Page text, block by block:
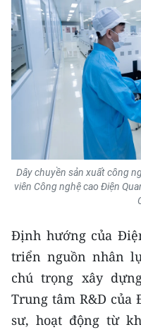
Đông Nam Bộ
Đồng bằng sông Cửu
Chuyên trang Hà Nội
Chuyên trang TP. Hồ
CHUYÊN ĐỀ
CÁC CHUYÊN TRANG
THỜI NAY
NHÂN DÂN CUỐI TUẦN
NHÂN DÂN HẰNG
Dây chuyền sản xuất công
viên Công nghệ cao Điện
Định hướng của
triển nguồn nhân
chú trọng xây
Trung tâm R&D của
sư, hoạt động từ